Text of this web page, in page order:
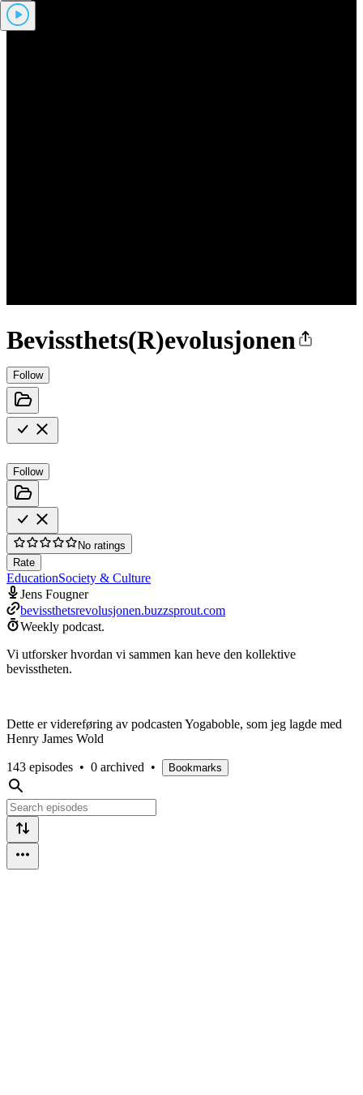
Bevissthets(R)evolusjonen
Follow
Follow
No ratings
Rate
EducationSociety & Culture
Jens Fougner
bevissthetsrevolusjonen.buzzsprout.com
Weekly podcast.
Vi utforsker hvordan vi sammen kan heve den kollektive
bevisstheten.
Dette er videreføring av podcasten Yogaboble, som jeg lagde med
Henry James Wold
143 episodes • 0 archived • Bookmarks